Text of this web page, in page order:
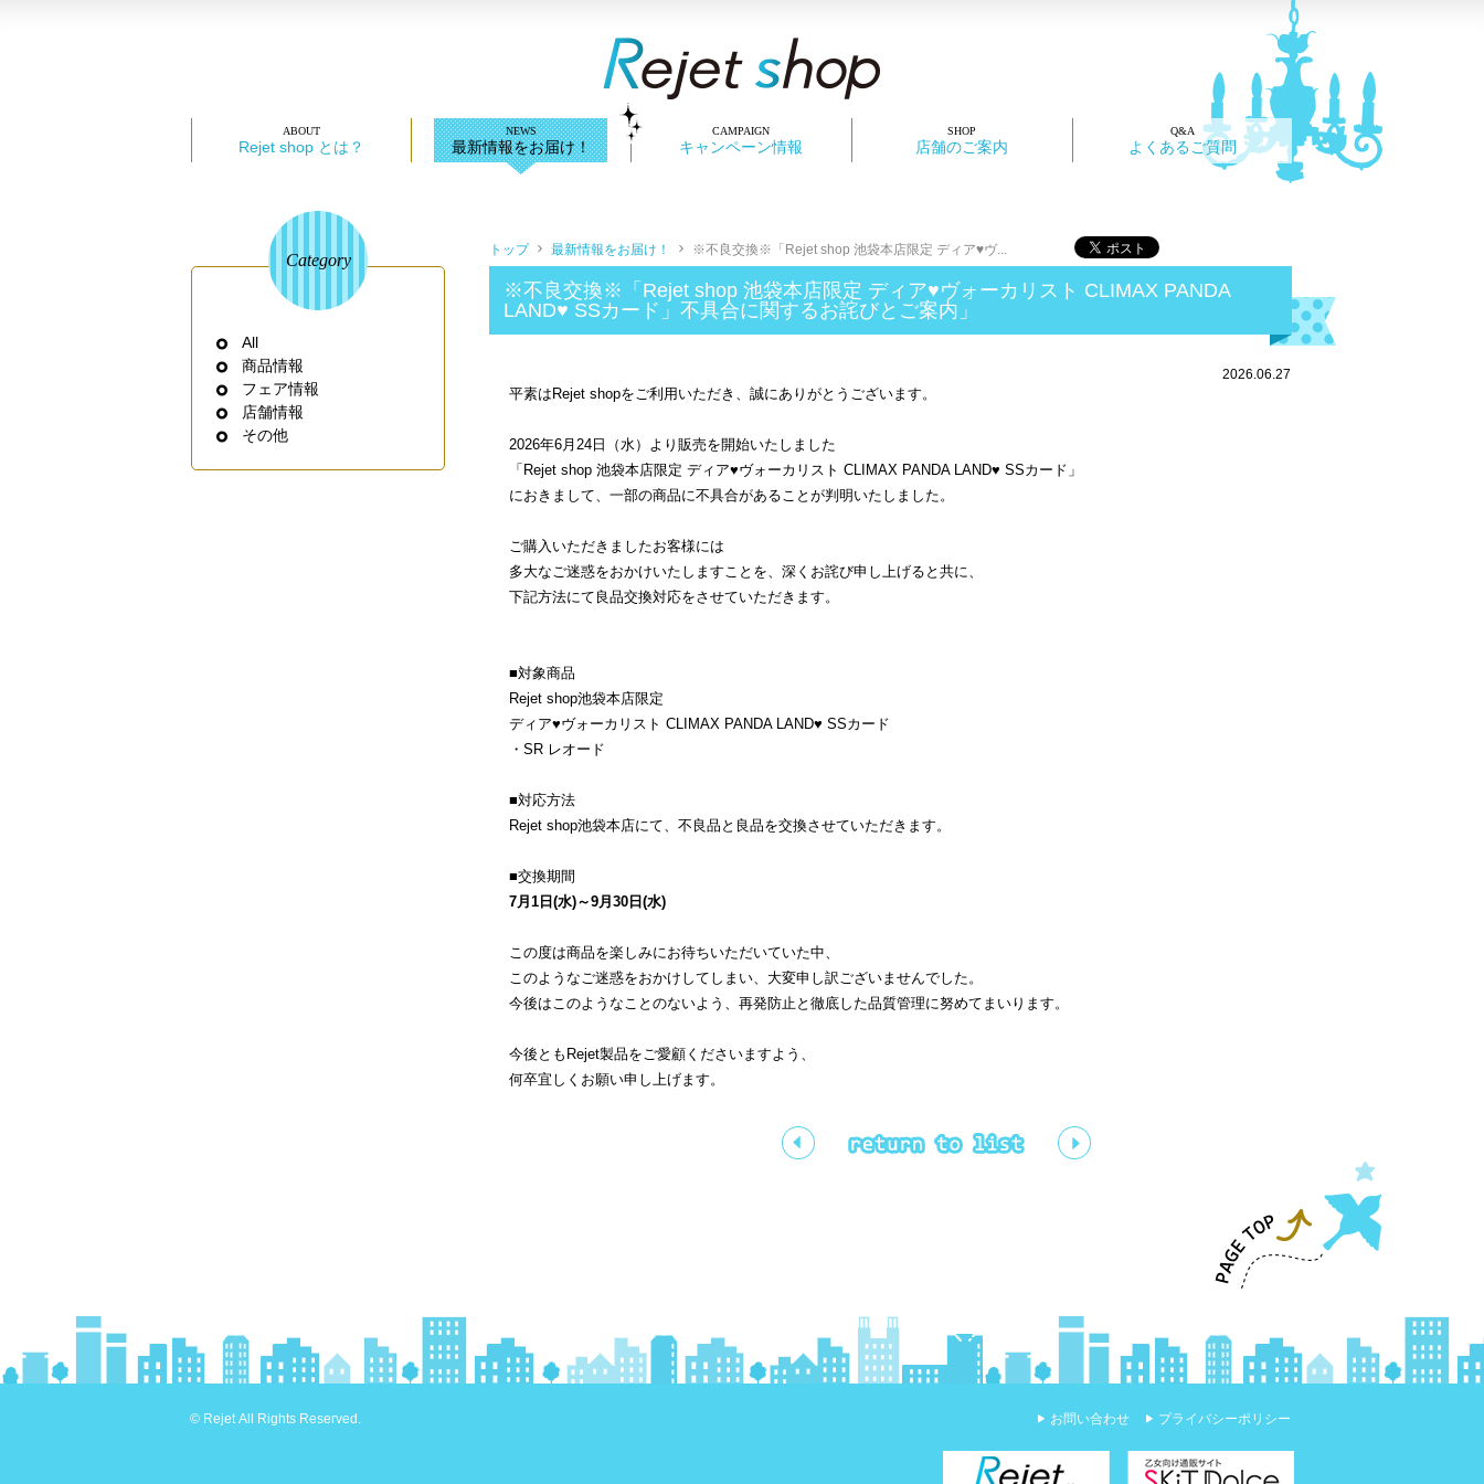
Rejet shop とは？ 最新情報をお届け！ キャンペーン情報 店舗のご案内 よくあるご質問
Category
All
商品情報
フェア情報
店舗情報
その他
トップ 最新情報をお届け！ ※不良交換※「Rejet shop 池袋本店限定 ディア♥ヴ...
※不良交換※「Rejet shop 池袋本店限定 ディア♥ヴォーカリスト CLIMAX PANDA
LAND♥ SSカード」不具合に関するお詫びとご案内」
2026.06.27
平素はRejet shopをご利用いただき、誠にありがとうございます。
2026年6月24日（水）より販売を開始いたしました
「Rejet shop 池袋本店限定 ディア♥ヴォーカリスト CLIMAX PANDA LAND♥ SSカード」
におきまして、一部の商品に不具合があることが判明いたしました。
ご購入いただきましたお客様には
多大なご迷惑をおかけいたしますことを、深くお詫び申し上げると共に、
下記方法にて良品交換対応をさせていただきます。
■対象商品
Rejet shop池袋本店限定
ディア♥ヴォーカリスト CLIMAX PANDA LAND♥ SSカード
・SR レオード
■対応方法
Rejet shop池袋本店にて、不良品と良品を交換させていただきます。
■交換期間
7月1日(水)～9月30日(水)
この度は商品を楽しみにお待ちいただいていた中、
このようなご迷惑をおかけしてしまい、大変申し訳ございませんでした。
今後はこのようなことのないよう、再発防止と徹底した品質管理に努めてまいります。
今後ともRejet製品をご愛顧くださいますよう、
何卒宜しくお願い申し上げます。
お問い合わせ プライバシーポリシー
© Rejet All Rights Reserved.